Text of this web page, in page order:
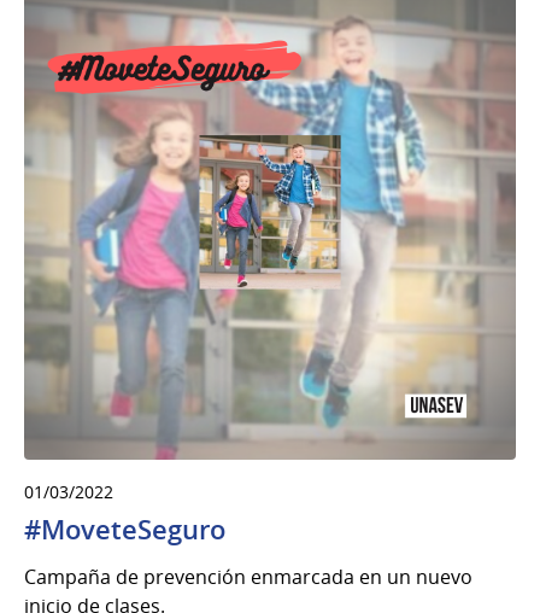
01/03/2022
#MoveteSeguro
Campaña de prevención enmarcada en un nuevo
inicio de clases.